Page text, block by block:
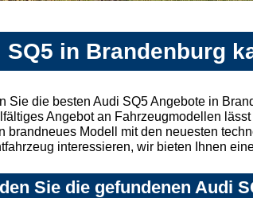
SQ5 in Brandenburg
Sie die besten Audi SQ5 Angebote in
Angebot an Fahrzeugmodellen
brandneues Modell mit den neuesten
interessieren, wir bieten Ihnen
Sie die gefundenen Audi